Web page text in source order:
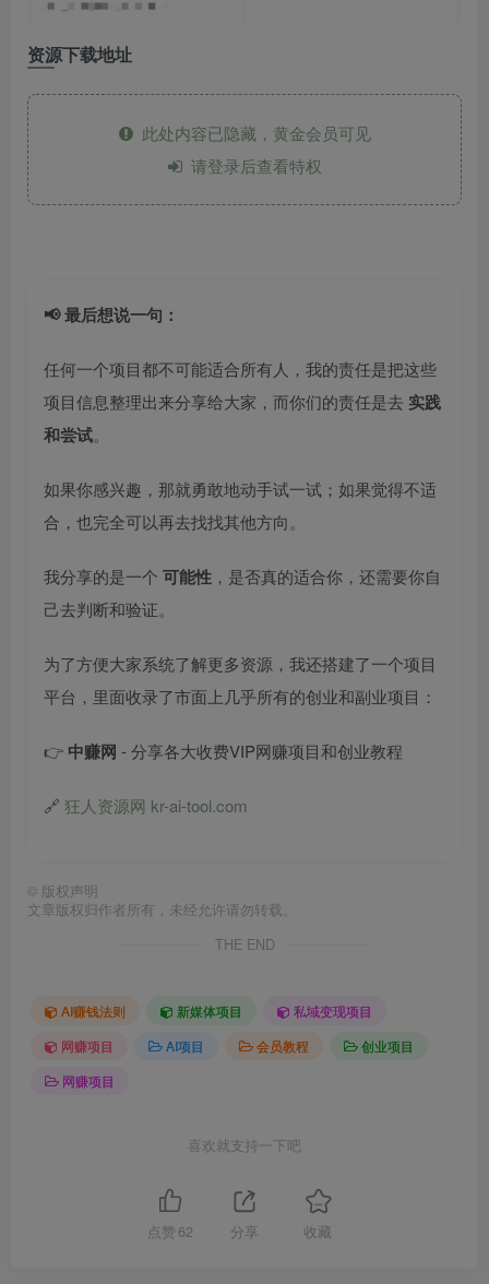
资源下载地址
此处内容已隐藏，黄金会员可见
请登录后查看特权
📢 最后想说一句：
任何一个项目都不可能适合所有人，我的责任是把这些
项目信息整理出来分享给大家，而你们的责任是去 实践
和尝试。
如果你感兴趣，那就勇敢地动手试一试；如果觉得不适
合，也完全可以再去找找其他方向。
我分享的是一个 可能性 ，是否真的适合你，还需要你自
己去判断和验证。
为了方便大家系统了解更多资源，我还搭建了一个项目
平台，里面收录了市面上几乎所有的创业和副业项目：
👉 中赚网 - 分享各大收费VIP网赚项目和创业教程
🔗 狂人资源网 kr-ai-tool.com
© 版权声明
文章版权归作者所有，未经允许请勿转载。
THE END
AI赚钱法则 新媒体项目
私域变现项目
网赚项目
AI项目 会员教程
创业项目
网赚项目
喜欢就支持一下吧
点赞 62 分享 收藏